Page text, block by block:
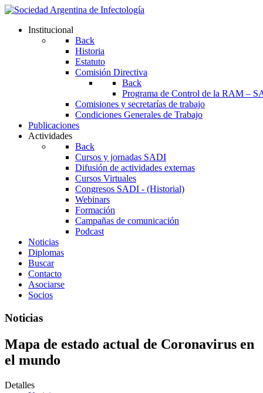
Institucional
Back
Historia
Estatuto
Comisión Directiva
Back
Programa de Control de la RAM –
Comisiones y secretarías de trabajo
Condiciones Generales de Trabajo
Publicaciones
Actividades
Back
Cursos y jornadas SADI
Difusión de actividades externas
Cursos Virtuales
Congresos SADI - (Historial)
Webinars
Formación
Campañas de comunicación
Podcast
Noticias
Diplomas
Buscar
Contacto
Asociarse
Socios
Noticias
Mapa de estado actual de Coronavirus en
el mundo
Detalles